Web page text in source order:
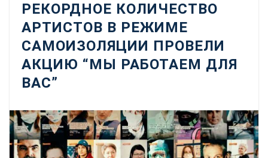
РЕКОРДНОЕ КОЛИЧЕСТВО
АРТИСТОВ В РЕЖИМЕ
САМОИЗОЛЯЦИИ ПРОВЕЛИ
АКЦИЮ “МЫ РАБОТАЕМ ДЛЯ
ВАС”